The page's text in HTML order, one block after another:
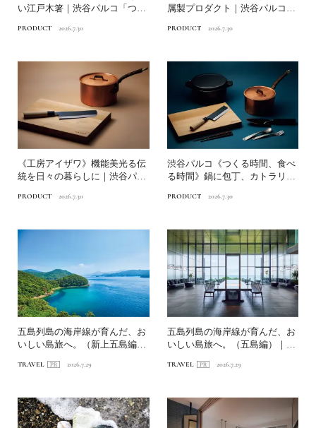
い江戸木箸｜渋谷パルコ「つく
PRODUCT 2026.7.30
属製プロダクト｜渋谷パルコ
PRODUCT 2026.7.30
《工房アイザワ》機能美光る伝
統を日々の暮らしに｜渋谷パル
PRODUCT 2026.7.30
渋谷パルコ《つくる時間、食べ
る時間》鍋に包丁、カトラリ
PRODUCT 2026.7.30
五島列島の海岸線が育んだ、お
いしい島旅へ。（新上五島編）
TRAVEL 2026.7.29
五島列島の海岸線が育んだ、お
いしい島旅へ。（五島編）｜
TRAVEL 2026.7.29